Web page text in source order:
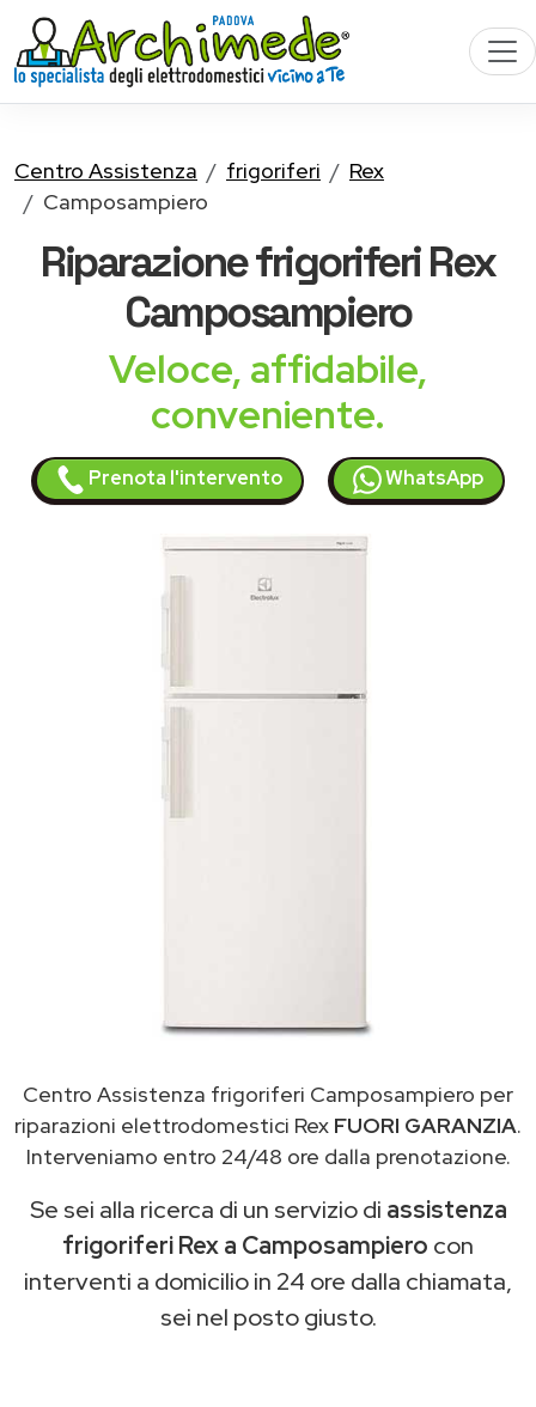
Centro Assistenza frigoriferi
Rex
Camposampiero
Riparazionefrigoriferi Rex
Camposampiero
Veloce, affidabile,
conveniente.
Prenota l'intervento WhatsApp
Centro Assistenza frigoriferi Camposampiero per
riparazioni elettrodomestici Rex FUORI GARANZIA.
Interveniamo entro 24/48 ore dalla prenotazione.
Se sei alla ricerca di un servizio di assistenza
frigoriferi Rex a Camposampiero con
interventi a domicilio in 24 ore dalla chiamata,
sei nel posto giusto.